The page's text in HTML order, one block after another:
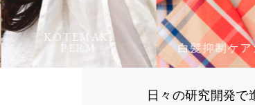
KOTEMAKI
PERM 白髪抑制ケア
日々の研究開発で